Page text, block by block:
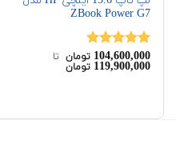
ZBook Power G7
نمره5.00
از 5
104,600,000 تومان‌ تا ‌
119,900,000 تومان